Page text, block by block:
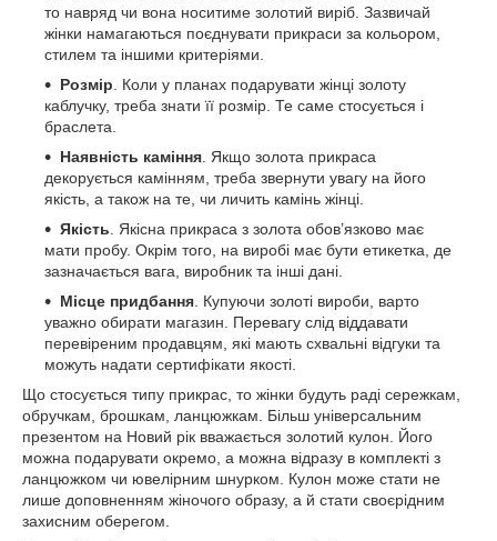
то навряд чи вона носитиме золотий виріб. Зазвичай
жінки намагаються поєднувати прикраси за кольором,
стилем та іншими критеріями.
Розмір. Коли у планах подарувати жінці золоту
каблучку, треба знати її розмір. Те саме стосується і
браслета.
Наявність каміння. Якщо золота прикраса
декорується камінням, треба звернути увагу на його
якість, а також на те, чи личить камінь жінці.
Якість. Якісна прикраса з золота обов’язково має
мати пробу. Окрім того, на виробі має бути етикетка, де
зазначається вага, виробник та інші дані.
Місце придбання. Купуючи золоті вироби, варто
уважно обирати магазин. Перевагу слід віддавати
перевіреним продавцям, які мають схвальні відгуки та
можуть надати сертифікати якості.
Що стосується типу прикрас, то жінки будуть раді сережкам,
обручкам, брошкам, ланцюжкам. Більш універсальним
презентом на Новий рік вважається золотий кулон. Його
можна подарувати окремо, а можна відразу в комплекті з
ланцюжком чи ювелірним шнурком. Кулон може стати не
лише доповненням жіночого образу, а й стати своєрідним
захисним оберегом.